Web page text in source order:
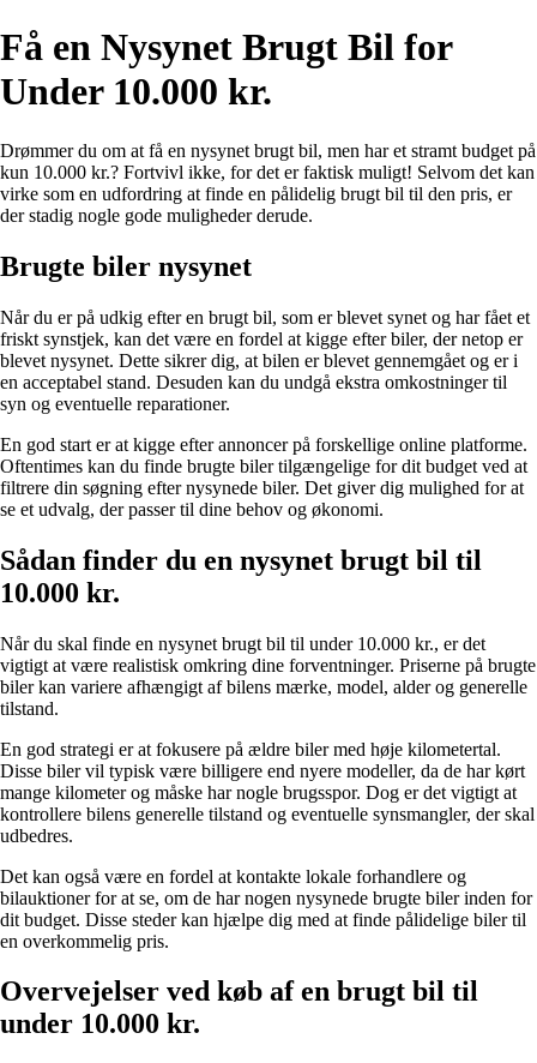
Få en Nysynet Brugt Bil for
Under 10.000 kr.
Drømmer du om at få en nysynet brugt bil, men har et stramt budget på
kun 10.000 kr.? Fortvivl ikke, for det er faktisk muligt! Selvom det kan
virke som en udfordring at finde en pålidelig brugt bil til den pris, er
der stadig nogle gode muligheder derude.
Brugte biler nysynet
Når du er på udkig efter en brugt bil, som er blevet synet og har fået et
friskt synstjek, kan det være en fordel at kigge efter biler, der netop er
blevet nysynet. Dette sikrer dig, at bilen er blevet gennemgået og er i
en acceptabel stand. Desuden kan du undgå ekstra omkostninger til
syn og eventuelle reparationer.
En god start er at kigge efter annoncer på forskellige online platforme.
Oftentimes kan du finde brugte biler tilgængelige for dit budget ved at
filtrere din søgning efter nysynede biler. Det giver dig mulighed for at
se et udvalg, der passer til dine behov og økonomi.
Sådan finder du en nysynet brugt bil til
10.000 kr.
Når du skal finde en nysynet brugt bil til under 10.000 kr., er det
vigtigt at være realistisk omkring dine forventninger. Priserne på brugte
biler kan variere afhængigt af bilens mærke, model, alder og generelle
tilstand.
En god strategi er at fokusere på ældre biler med høje kilometertal.
Disse biler vil typisk være billigere end nyere modeller, da de har kørt
mange kilometer og måske har nogle brugsspor. Dog er det vigtigt at
kontrollere bilens generelle tilstand og eventuelle synsmangler, der skal
udbedres.
Det kan også være en fordel at kontakte lokale forhandlere og
bilauktioner for at se, om de har nogen nysynede brugte biler inden for
dit budget. Disse steder kan hjælpe dig med at finde pålidelige biler til
en overkommelig pris.
Overvejelser ved køb af en brugt bil til
under 10.000 kr.